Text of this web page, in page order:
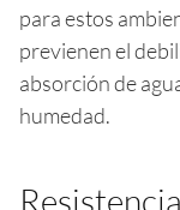
para estos
previenen el
absorción de
humedad.